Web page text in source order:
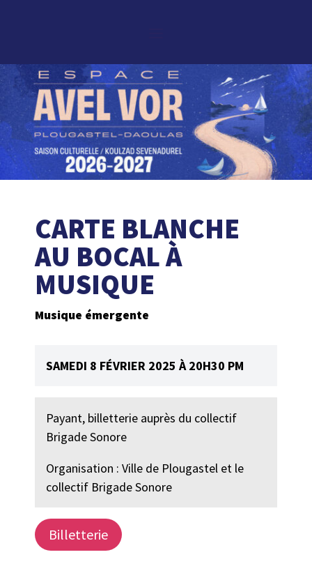
CARTE BLANCHE
AU BOCAL À
MUSIQUE
Musique émergente
SAMEDI 8 FÉVRIER 2025 À 20H30 PM
Payant, billetterie auprès du collectif
Brigade Sonore
Organisation : Ville de Plougastel et le
collectif Brigade Sonore
Billetterie